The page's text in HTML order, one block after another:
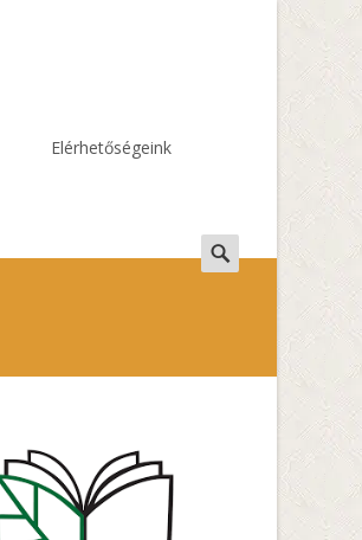
Elérhetőségeink
Search
for: